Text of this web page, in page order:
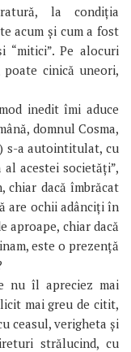
la condiția
acum și cum a fost
“mitici”. Pe alocuri
cinică uneori,
inedit îmi aduce
domnul Cosma,
s-a autointitulat, cu
acestei societăți”,
chiar dacă îmbrăcat
are ochii adânciți în
aproape, chiar dacă
este o prezență
nu îl apreciez mai
mai greu de citit,
ceasul, verigheta și
strălucind, cu